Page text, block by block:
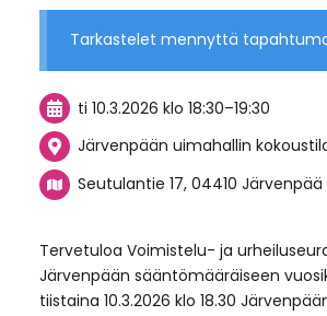
Tarkastelet mennyttä
ti 10.3.2026 klo 18:30–19:30
Järvenpään uimahallin
Seutulantie 17, 04410 Järvenpää
Tervetuloa Voimistelu- ja
Järvenpään sääntömääräiseen
tiistaina 10.3.2026 klo 18.30